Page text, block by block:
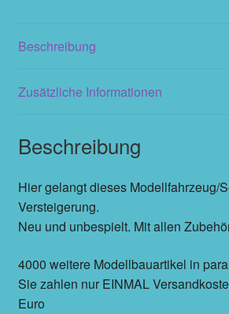
Beschreibung
Zusätzliche Informationen
Beschreibung
Hier gelangt dieses Modellfahrzeug/
Versteigerung.
Neu und unbespielt. Mit allen
4000 weitere Modellbauartikel in
Sie zahlen nur EINMAL
Euro